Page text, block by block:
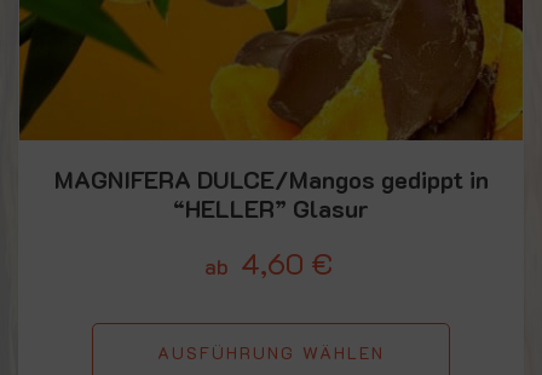
MAGNIFERA DULCE/Mangos gedippt in
“HELLER” Glasur
ab 4,60 €
AUSFÜHRUNG WÄHLEN